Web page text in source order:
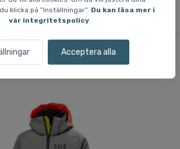
klicka på ”Inställningar”. Du kan läsa mer i
vår integritetspolicy.
Acceptera alla
varor